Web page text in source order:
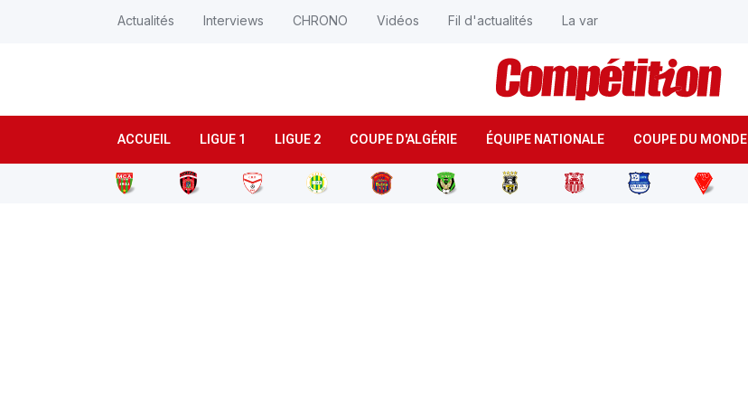
ACCUEIL LIGUE 1 LIGUE 2 COUPE D'ALGÉRIE ÉQUIPE NATIONALE COUPE DU MONDE
Actualités Interviews CHRONO Vidéos Fil d'actualités La var